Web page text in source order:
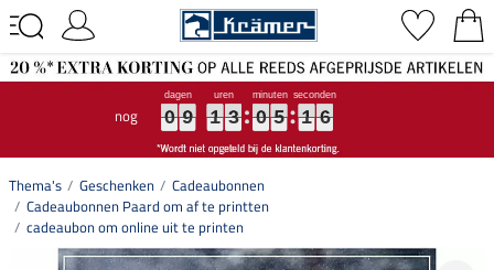
nog 0
0
0
0 9
9
9
9 1
1
1
1 3
3
3
3 0
0
0
0 5
5
5
5 1
1
1
1 5
6
5
6
Thema's Geschenken
Cadeaubonnen
Cadeaubonnen Paard om af te printten
cadeaubon om online uit te printen